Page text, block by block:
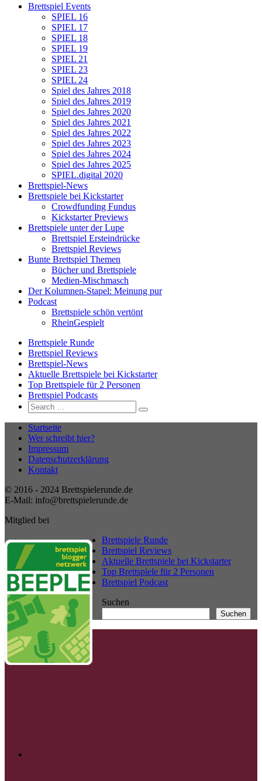
Brettspiel Events
SPIEL 16
SPIEL 17
SPIEL 18
SPIEL 19
SPIEL 21
SPIEL 23
SPIEL 24
Spiel des Jahres 2018
Spiel des Jahres 2019
Spiel des Jahres 2020
Spiel des Jahres 2021
Spiel des Jahres 2022
Spiel des Jahres 2023
Spiel des Jahres 2024
Spiel des Jahres 2025
SPIEL.digital 2020
Brettspiel-News
Brettspiele bei Kickstarter
Crowdfunding Fundus
Kickstarter Previews
Brettspiele unter der Lupe
Brettspiel Ersteindrücke
Brettspiel Reviews
Bunte Brettspiel Themen
Bücher und Brettspiele
Medien-Mischmasch
Der Kolumnen-Stapel: Meinung pur
Podcast
Brettspiele schön vertönt
RheinGespielt
Brettspiele Runde
Brettspiel Reviews
Brettspiel-News
Aktuelle Brettspiele bei Kickstarter
Top Brettspiele für 2 Personen
Brettspiel Podcasts
Search
for:
Search
Startseite
Wer schreibt hier?
Impressum
Datenschutzerklärung
Kontakt
© 2016 - 2024 Brettspielerunde.de
E-Mail: info@brettspielerunde.de
Mitglied bei
Brettspiele Runde
Brettspiel Reviews
Aktuelle Brettspiele bei Kickstarter
Top Brettspiele für 2 Personen
Brettspiel Podcast
Suchen
Suchen